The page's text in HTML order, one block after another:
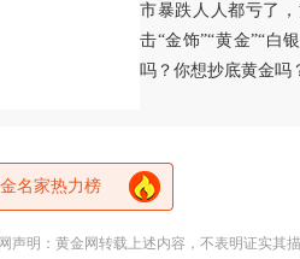
市暴跌人人都亏了
击“金饰”“黄金”“白
吗？你想抄底黄金吗
名家热力榜
声明：黄金网转载上述内容，不表明证实其